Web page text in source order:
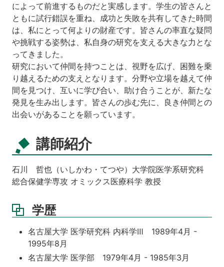
によって前進するものだと実感します。学生の皆さんと
ともに試行錯誤を重ね、成功と失敗を共有してきた時間
は、私にとって何よりの財産です。皆さんの率直な疑問
や挑戦する姿勢は、私自身の研究を支える大きな力とな
ってきました。
研究において仲間を持つことは、視野を広げ、困難を乗
り越えるための支えとなります。分野や立場を越えて仲
間を見つけ、互いに学び合い、助け合うことが、新たな
発見を生み出します。皆さんの歩む先に、良き仲間との
出会いがあることを願っています。
講師紹介
石川 哲也（いしかわ・てつや）大学院医学系研究科
総合保健学専攻 オミックス医療科学 教授
学歴
名古屋大学 医学研究科 内科学Ⅲ 1989年4月 -
1995年8月
名古屋大学 医学部 1979年4月 - 1985年3月